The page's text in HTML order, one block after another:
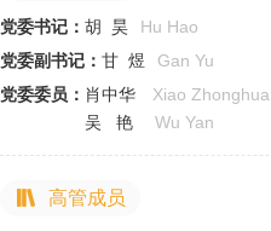
党委书记： 胡 昊
Hu Hao
党委副书记： 甘 煜
Gan Yu
党委委员： 肖中华
Xiao Zhonghua
吴 艳
Wu Yan
高管成员